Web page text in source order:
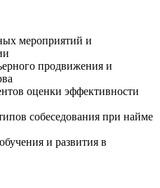
мероприятий и
продвижения и
оценки эффективности
собеседования при найме
и развития в